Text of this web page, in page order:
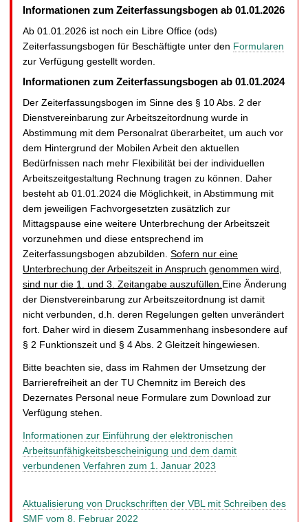
Informationen zum Zeiterfassungsbogen ab 01.01.2026
Ab 01.01.2026 ist noch ein Libre Office (ods)
Zeiterfassungsbogen für Beschäftigte unter den Formularen
zur Verfügung gestellt worden.
Informationen zum Zeiterfassungsbogen ab 01.01.2024
Der Zeiterfassungsbogen im Sinne des § 10 Abs. 2 der
Dienstvereinbarung zur Arbeitszeitordnung wurde in
Abstimmung mit dem Personalrat überarbeitet, um auch vor
dem Hintergrund der Mobilen Arbeit den aktuellen
Bedürfnissen nach mehr Flexibilität bei der individuellen
Arbeitszeitgestaltung Rechnung tragen zu können. Daher
besteht ab 01.01.2024 die Möglichkeit, in Abstimmung mit
dem jeweiligen Fachvorgesetzten zusätzlich zur
Mittagspause eine weitere Unterbrechung der Arbeitszeit
vorzunehmen und diese entsprechend im
Zeiterfassungsbogen abzubilden. Sofern nur eine
Unterbrechung der Arbeitszeit in Anspruch genommen wird,
sind nur die 1. und 3. Zeitangabe auszufüllen. Eine Änderung
der Dienstvereinbarung zur Arbeitszeitordnung ist damit
nicht verbunden, d.h. deren Regelungen gelten unverändert
fort. Daher wird in diesem Zusammenhang insbesondere auf
§ 2 Funktionszeit und § 4 Abs. 2 Gleitzeit hingewiesen.
Bitte beachten sie, dass im Rahmen der Umsetzung der
Barrierefreiheit an der TU Chemnitz im Bereich des
Dezernates Personal neue Formulare zum Download zur
Verfügung stehen.
Informationen zur Einführung der elektronischen
Arbeitsunfähigkeitsbescheinigung und dem damit
verbundenen Verfahren zum 1. Januar 2023
Aktualisierung von Druckschriften der VBL mit Schreiben des
SMF vom 8. Februar 2022